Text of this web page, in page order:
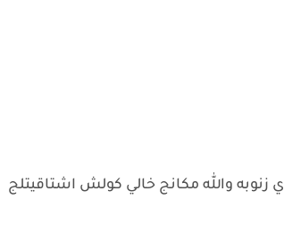
والله مكانج خالي كولش اشتاقيتلج